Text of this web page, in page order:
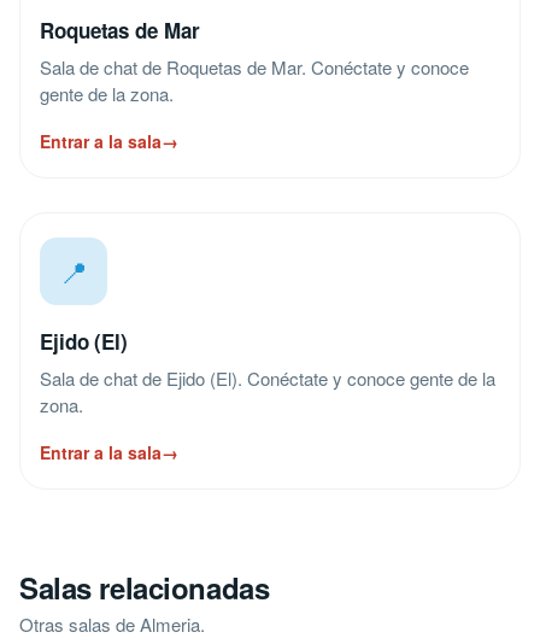
Roquetas de Mar
Sala de chat de Roquetas de Mar. Conéctate y conoce
gente de la zona.
Entrar a la sala→
📍
Ejido (El)
Sala de chat de Ejido (El). Conéctate y conoce gente de la
zona.
Entrar a la sala→
Salas relacionadas
Otras salas de Almeria.